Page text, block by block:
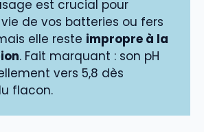
est crucial pour
de vos batteries ou fers
elle reste impropre à la
. Fait marquant : son pH
vers 5,8 dès
flacon.